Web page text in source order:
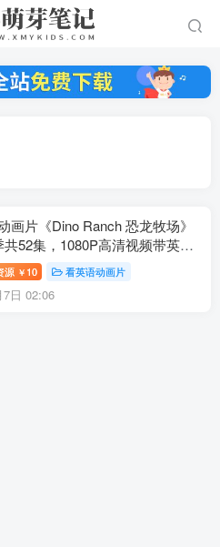
画片《Dino Ranch 恐龙牧场》
共52集，1080P高清视频带英文
百度云网盘下载！
源 ￥ 10 看英语动画片
7日 02:06